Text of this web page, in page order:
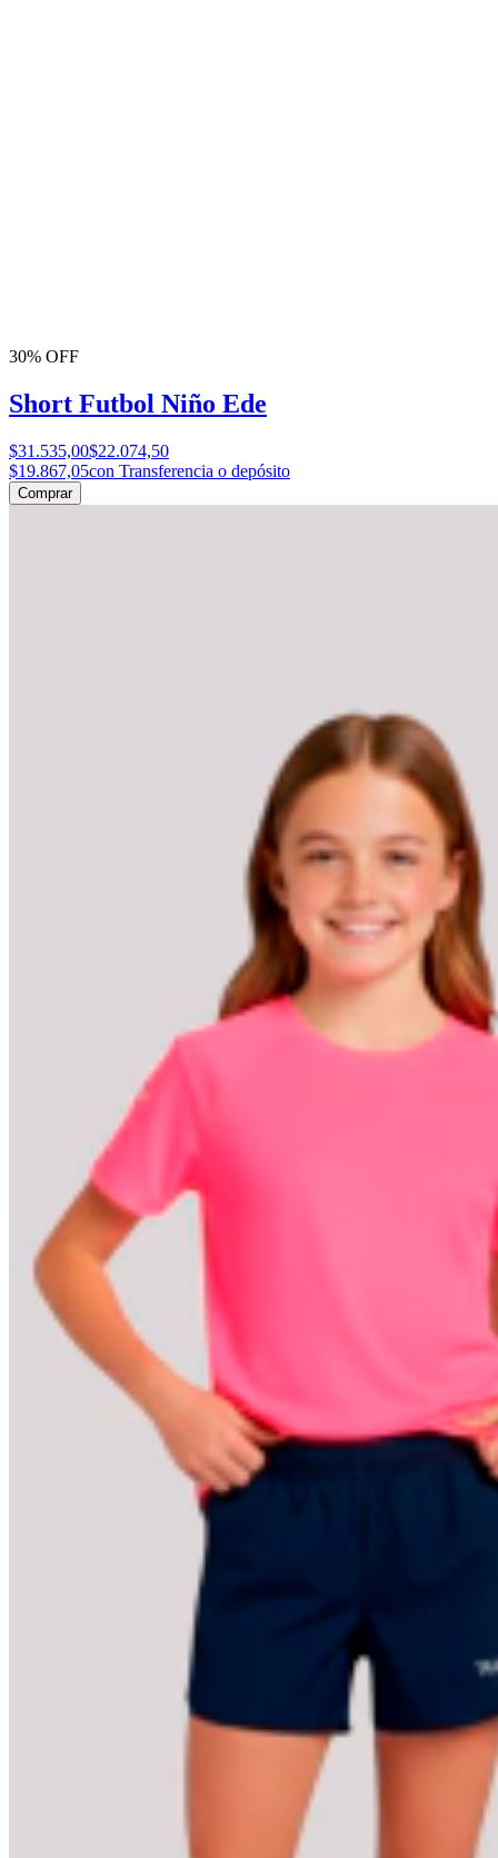
30% OFF
Short Futbol Niño Ede
$31.535,00$22.074,50
$19.867,05con Transferencia o depósito
Comprar